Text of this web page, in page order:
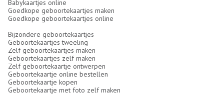
Babykaartjes online
Goedkope geboortekaartjes maken
Goedkope geboortekaartjes online
Bijzondere geboortekaartjes
Geboortekaartjes tweeling
Zelf geboortekaartjes maken
Geboortekaartjes zelf maken
Zelf geboortekaartje ontwerpen
Geboortekaartje online bestellen
Geboortekaartje kopen
Geboortekaartje met foto zelf maken